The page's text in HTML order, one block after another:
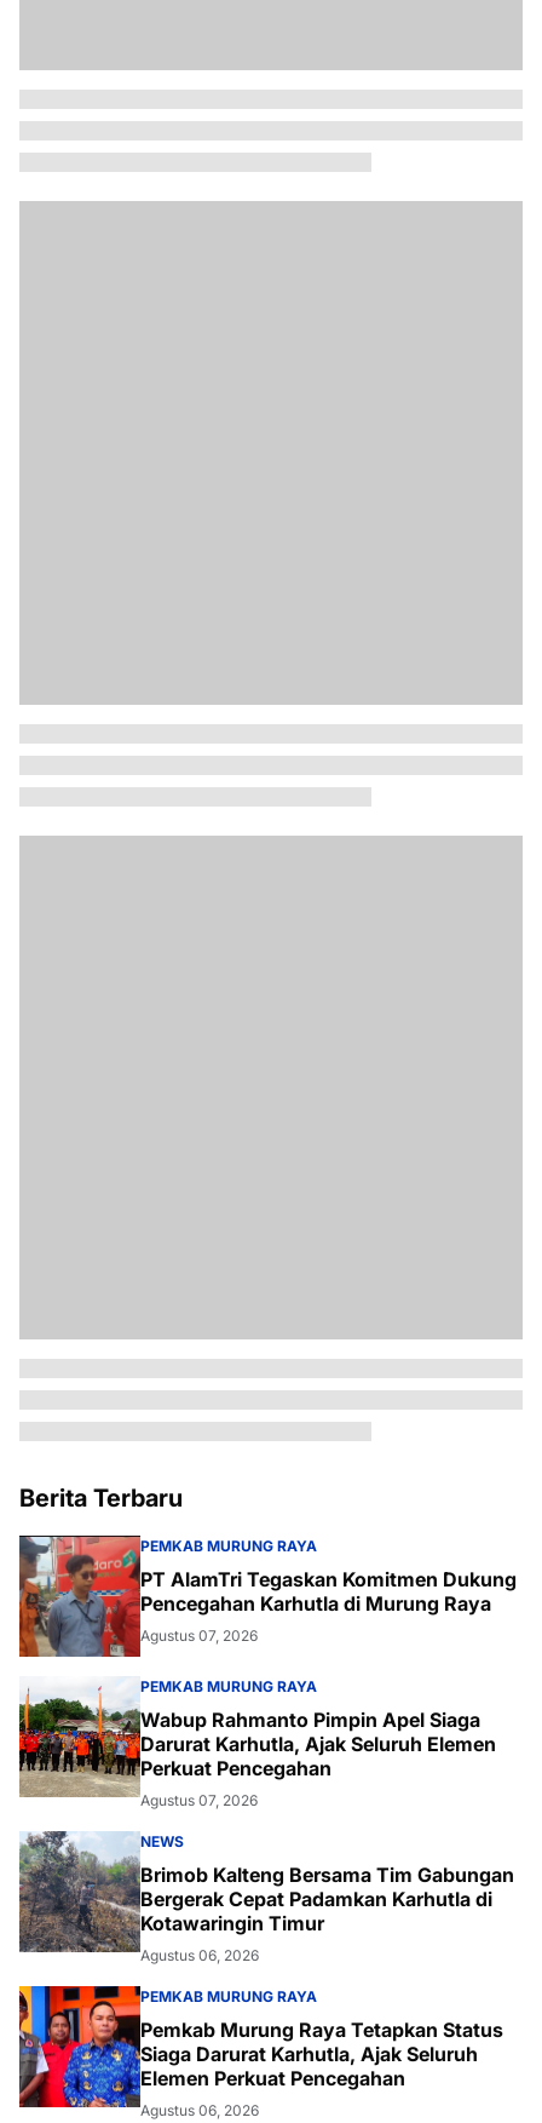
Berita Terbaru
PEMKAB MURUNG RAYA
PT AlamTri Tegaskan Komitmen Dukung
Pencegahan Karhutla di Murung Raya
Agustus 07, 2026
PEMKAB MURUNG RAYA
Wabup Rahmanto Pimpin Apel Siaga
Darurat Karhutla, Ajak Seluruh Elemen
Perkuat Pencegahan
Agustus 07, 2026
NEWS
Brimob Kalteng Bersama Tim Gabungan
Bergerak Cepat Padamkan Karhutla di
Kotawaringin Timur
Agustus 06, 2026
PEMKAB MURUNG RAYA
Pemkab Murung Raya Tetapkan Status
Siaga Darurat Karhutla, Ajak Seluruh
Elemen Perkuat Pencegahan
Agustus 06, 2026